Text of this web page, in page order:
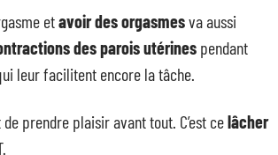
etavoir des orgasmesva aussi
des parois utérines pendant
leur facilitent encore la tâche.
prendre plaisir avant tout. C’est celâcher